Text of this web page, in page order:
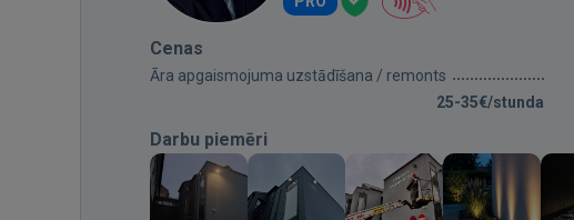
Cenas
Āra apgaismojuma uzstādīšana / remonts
25-35€/stunda
Darbu piemēri